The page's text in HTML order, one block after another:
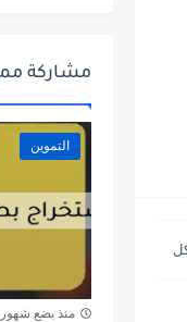
مشاركة
التموين
منذ بضع شهور